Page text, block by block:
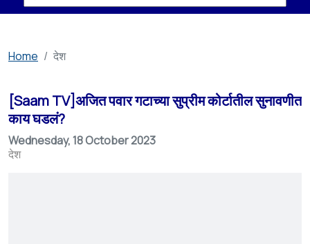
Home देश
[Saam TV]अजित पवार गटाच्या सुप्रीम कोर्टातील सुनावणीत
काय घडलं?
Wednesday, 18 October 2023
देश